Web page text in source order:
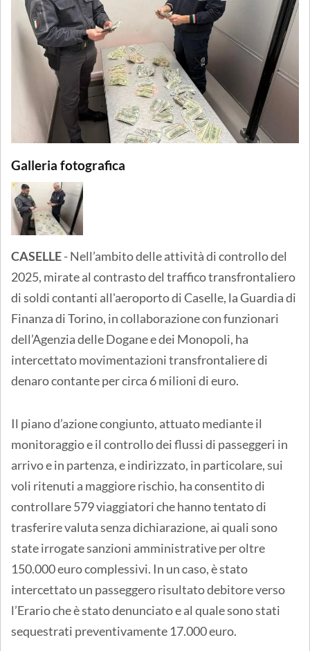
Galleria fotografica
CASELLE- Nell’ambito delle attività di controllo del
2025, mirate al contrasto del traffico transfrontaliero
di soldi contanti all'aeroporto di Caselle, la Guardia di
Finanza di Torino, in collaborazione con funzionari
dell’Agenzia delle Dogane e dei Monopoli, ha
intercettato movimentazioni transfrontaliere di
denaro contante per circa 6 milioni di euro.
Il piano d’azione congiunto, attuato mediante il
monitoraggio e il controllo dei flussi di passeggeri in
arrivo e in partenza, e indirizzato, in particolare, sui
voli ritenuti a maggiore rischio, ha consentito di
controllare 579 viaggiatori che hanno tentato di
trasferire valuta senza dichiarazione, ai quali sono
state irrogate sanzioni amministrative per oltre
150.000 euro complessivi. In un caso, è stato
intercettato un passeggero risultato debitore verso
l’Erario che è stato denunciato e al quale sono stati
sequestrati preventivamente 17.000 euro.